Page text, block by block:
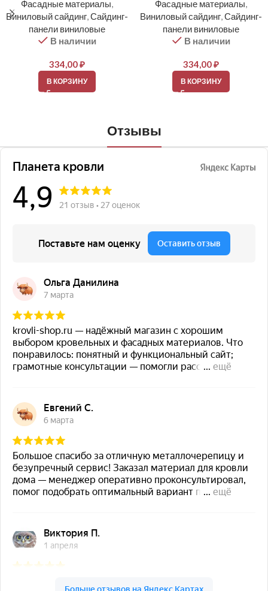
Фасадные материалы,
Виниловый сайдинг,Сайдинг-
панели виниловые
В наличии
334,00₽
В КОРЗИНУ
Фасадные материалы,
Виниловый сайдинг,Сайдинг-
панели виниловые
В наличии
334,00₽
В КОРЗИНУ
Отзывы